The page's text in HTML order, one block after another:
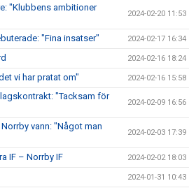
"Klubbens ambitioner
2024-02-20 11:53
"Fina insatser" 2024-02-17 16:34
2024-02-16 18:24
vi har pratat om" 2024-02-16 15:58
"Tacksam för
2024-02-09 16:56
vann: "Något man
2024-02-03 17:39
IF – Norrby IF 2024-02-02 18:03
2024-01-31 10:43